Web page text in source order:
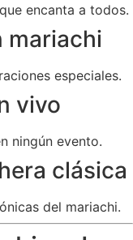
encanta a todos.
mariachi
especiales.
vivo
ningún evento.
clásica
del mariachi.